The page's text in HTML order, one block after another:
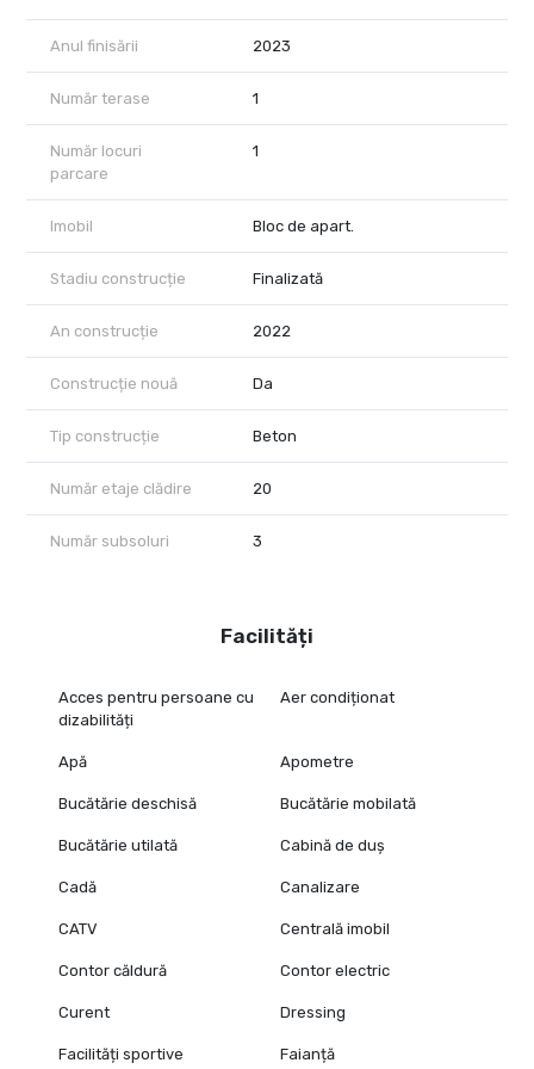
Anul finisării 2023
Număr terase 1
Număr locuri
parcare
1
Imobil Bloc de apart.
Stadiu construcție Finalizată
An construcție 2022
Construcție nouă Da
Tip construcție Beton
Număr etaje clădire 20
Număr subsoluri 3
Facilități
Acces pentru persoane cu
dizabilități
Aer condiționat
Apă Apometre
Bucătărie deschisă Bucătărie mobilată
Bucătărie utilată Cabină de duș
Cadă Canalizare
CATV Centrală imobil
Contor căldură Contor electric
Curent Dressing
Facilități sportive Faianță